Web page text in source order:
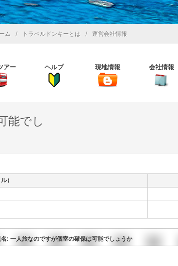
ム / トラベルドンキーとは / 運営会社情報
アー ヘルプ 現地情報 会社情報
能でし
）
: 一人旅なのですが個室の確保は可能でしょうか